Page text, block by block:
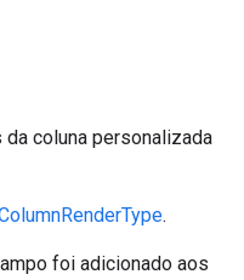
coluna personalizada
.
foi adicionado aos